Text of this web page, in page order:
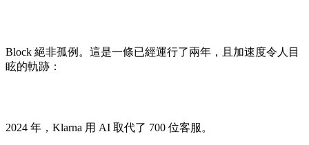
Block 絕非孤例。這是一條已經運行了兩年，且加速度令人目
眩的軌跡：
2024 年，Klarna 用 AI 取代了 700 位客服。